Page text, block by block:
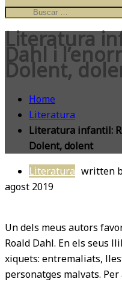
IL·LUSTRA
TEU
COL·LE
Literatura
Dahl i
Dolent,
Home
Literatura
Literatura infantil:
Dolent, dolent
Literatura written
agost 2019
Un dels meus autors
Roald Dahl. En els seus
xiquets: entremaliats,
personatges malvats.